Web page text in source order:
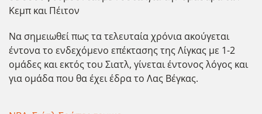
Κεμπ και Πέιτον
Να σημειωθεί πως τα τελευταία χρόνια ακούγεται
έντονα το ενδεχόμενο επέκτασης της Λίγκας με 1-2
ομάδες και εκτός του Σιατλ, γίνεται έντονος λόγος και
για ομάδα που θα έχει έδρα το Λας Βέγκας.